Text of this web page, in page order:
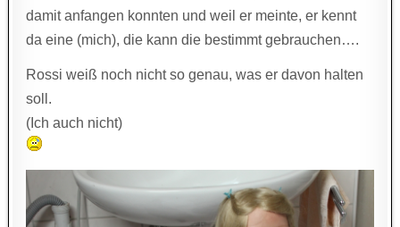
damit anfangen konnten und weil er meinte, er kennt
da eine (mich), die kann die bestimmt gebrauchen….
Rossi weiß noch nicht so genau, was er davon halten
soll.
(Ich auch nicht)